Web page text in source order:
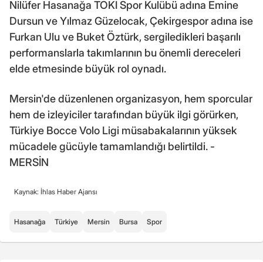
Nilüfer Hasanağa TOKİ Spor Kulübü adına Emine
Dursun ve Yılmaz Güzelocak, Çekirgespor adına ise
Furkan Ulu ve Buket Öztürk, sergiledikleri başarılı
performanslarla takımlarının bu önemli dereceleri
elde etmesinde büyük rol oynadı.
Mersin'de düzenlenen organizasyon, hem sporcular
hem de izleyiciler tarafından büyük ilgi görürken,
Türkiye Bocce Volo Ligi müsabakalarının yüksek
mücadele gücüyle tamamlandığı belirtildi. -
MERSİN
Kaynak: İhlas Haber Ajansı
Hasanağa Türkiye Mersin Bursa Spor